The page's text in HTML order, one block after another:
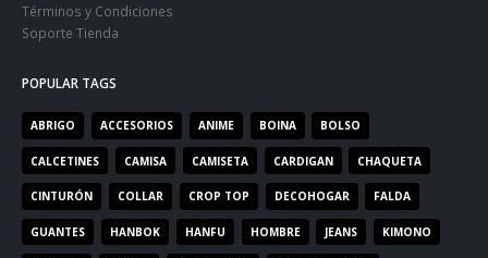
Términos y Condiciones
Soporte Tienda
POPULAR TAGS
ABRIGO ACCESORIOS ANIME BOINA BOLSO
CALCETINES CAMISA CAMISETA CARDIGAN CHAQUETA
CINTURÓN COLLAR CROP TOP DECOHOGAR FALDA
GUANTES HANBOK HANFU HOMBRE JEANS KIMONO